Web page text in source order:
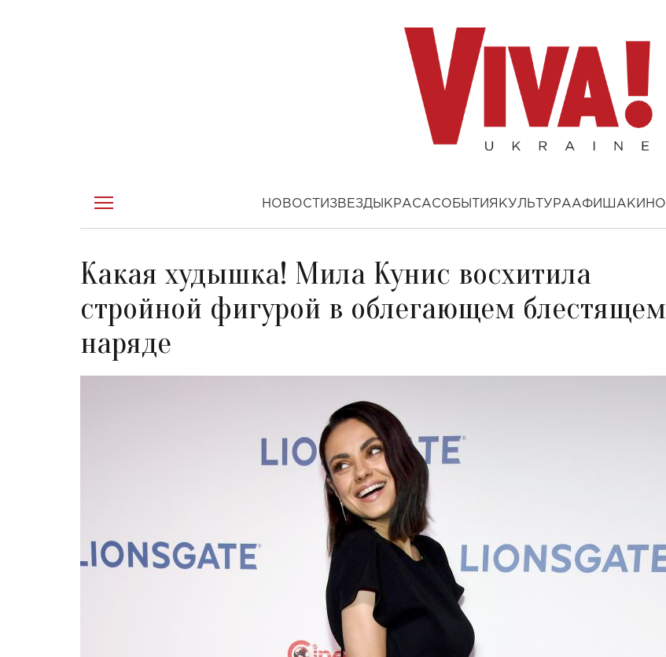
НОВОСТИ ЗВЕЗДЫ КРАСАСОБЫТИЯ КУЛЬТУРААФИША КИНО
Какая худышка! Мила Кунис восхитила
стройной фигурой в облегающем блестящем
наряде